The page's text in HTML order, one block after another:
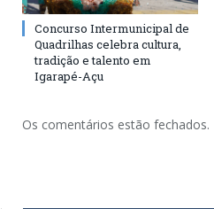
Concurso Intermunicipal de
Quadrilhas celebra cultura,
tradição e talento em
Igarapé-Açu
Os comentários estão fechados.